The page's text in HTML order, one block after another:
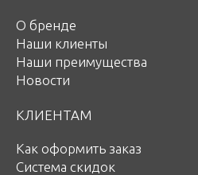
О бренде
Наши клиенты
Наши преимущества
Новости
КЛИЕНТАМ
Как оформить заказ
Система скидок